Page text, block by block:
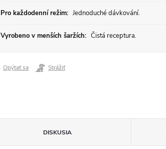
Pro každodenní režim: Jednoduché dávkování.
Vyrobeno v menších šaržích: Čistá receptura.
Opýtať sa Strážiť
DISKUSIA